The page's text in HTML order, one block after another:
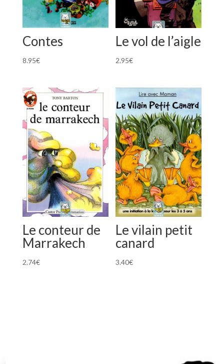
Contes
8.95€
Le vol de l’aigle
2.95€
Le conteur de
Marrakech
2.74€
Le vilain petit
canard
3.40€